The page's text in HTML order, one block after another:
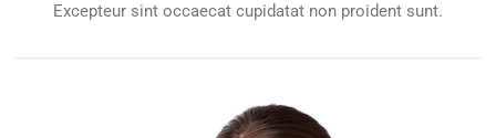
Excepteur sint occaecat cupidatat non proident sunt.